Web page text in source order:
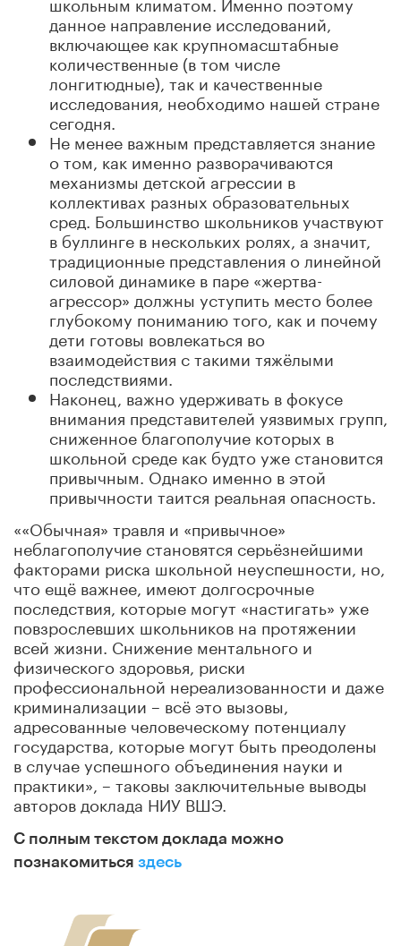
данное направление исследований,
включающее как крупномасштабные
количественные (в том числе
лонгитюдные), так и качественные
исследования, необходимо нашей стране
сегодня.
Не менее важным представляется знание
о том, как именно разворачиваются
механизмы детской агрессии в
коллективах разных образовательных
сред. Большинство школьников участвуют
в буллинге в нескольких ролях, а значит,
традиционные представления о линейной
силовой динамике в паре «жертва-
агрессор» должны уступить место более
глубокому пониманию того, как и почему
дети готовы вовлекаться во
взаимодействия с такими тяжёлыми
последствиями.
Наконец, важно удерживать в фокусе
внимания представителей уязвимых групп,
сниженное благополучие которых в
школьной среде как будто уже становится
привычным. Однако именно в этой
привычности таится реальная опасность.
««Обычная» травля и «привычное»
неблагополучие становятся серьёзнейшими
факторами риска школьной неуспешности, но,
что ещё важнее, имеют долгосрочные
последствия, которые могут «настигать» уже
повзрослевших школьников на протяжении
всей жизни. Снижение ментального и
физического здоровья, риски
профессиональной нереализованности и даже
криминализации – всё это вызовы,
адресованные человеческому потенциалу
государства, которые могут быть преодолены
в случае успешного объединения науки и
практики», – таковы заключительные выводы
авторов доклада НИУ ВШЭ.
С полным текстом доклада можно
познакомиться здесь